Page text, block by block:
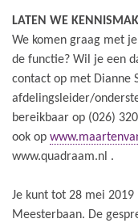
LATEN WE
We komen graag met
de functie? Wil je een
contact op met Dianne
afdelingsleider/
bereikbaar op (026)
ook op
www.quadraam.nl .
Je kunt tot 28 mei
Meesterbaan. De